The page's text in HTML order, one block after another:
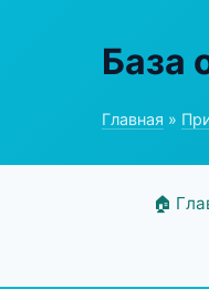
База
Главная »
🏠